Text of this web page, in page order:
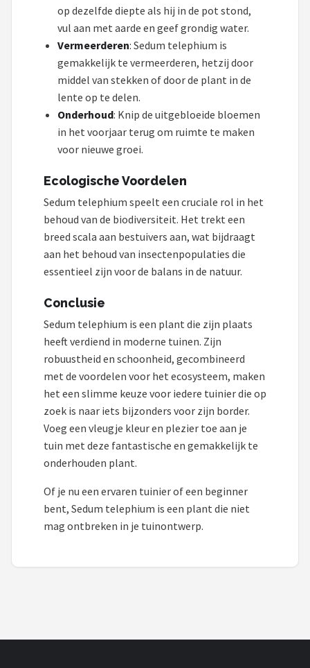
op dezelfde diepte als hij in de pot stond,
vul aan met aarde en geef grondig water.
Vermeerderen: Sedum telephium is
gemakkelijk te vermeerderen, hetzij door
middel van stekken of door de plant in de
lente op te delen.
Onderhoud: Knip de uitgebloeide bloemen
in het voorjaar terug om ruimte te maken
voor nieuwe groei.
Ecologische Voordelen
Sedum telephium speelt een cruciale rol in het
behoud van de biodiversiteit. Het trekt een
breed scala aan bestuivers aan, wat bijdraagt
aan het behoud van insectenpopulaties die
essentieel zijn voor de balans in de natuur.
Conclusie
Sedum telephium is een plant die zijn plaats
heeft verdiend in moderne tuinen. Zijn
robuustheid en schoonheid, gecombineerd
met de voordelen voor het ecosysteem, maken
het een slimme keuze voor iedere tuinier die op
zoek is naar iets bijzonders voor zijn border.
Voeg een vleugje kleur en plezier toe aan je
tuin met deze fantastische en gemakkelijk te
onderhouden plant.
Of je nu een ervaren tuinier of een beginner
bent, Sedum telephium is een plant die niet
mag ontbreken in je tuinontwerp.